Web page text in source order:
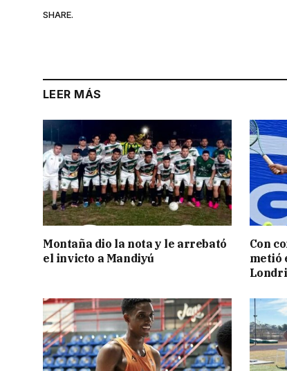
SHARE.
LEER MÁS
Montaña dio la nota y le arrebató
el invicto a Mandiyú
Con
metió